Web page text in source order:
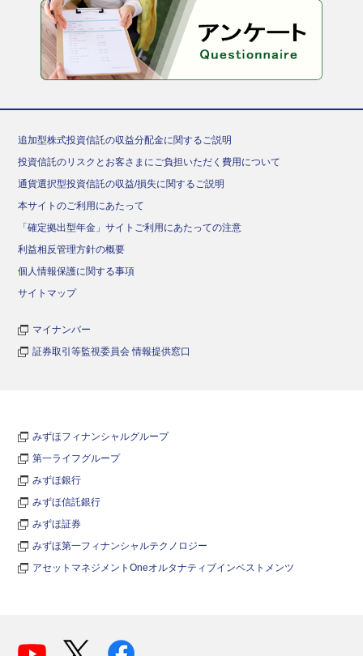
追加型株式投資信託の収益分配金に関するご説明
投資信託のリスクとお客さまにご負担いただく費用について
通貨選択型投資信託の収益/損失に関するご説明
本サイトのご利用にあたって
「確定拠出型年金」サイトご利用にあたっての注意
利益相反管理方針の概要
個人情報保護に関する事項
サイトマップ
マイナンバー
証券取引等監視委員会 情報提供窓口
みずほフィナンシャルグループ
第一ライフグループ
みずほ銀行
みずほ信託銀行
みずほ証券
みずほ第一フィナンシャルテクノロジー
アセットマネジメントOneオルタナティブインベストメンツ